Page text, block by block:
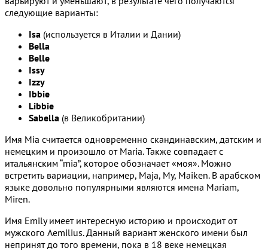
следующие варианты:
Isa (используется в Италии и Дании)
Bella
Belle
Issy
Izzy
Ibbie
Libbie
Sabella (в Великобритании)
Имя Mia считается одновременно скандинавским, датским и
немецким и произошло от Maria. Также совпадает с
итальянским “mia”, которое обозначает «моя». Можно
встретить вариации, например, Maja, My, Maiken. В арабском
языке довольно популярными являются имена Mariam,
Miren.
Имя Emily имеет интересную историю и происходит от
мужского Aemilius. Данный вариант женского имени был
непринят до того времени, пока в 18 веке немецкая